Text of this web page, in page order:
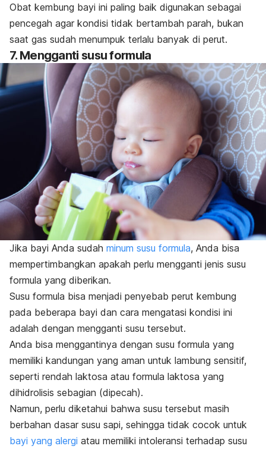
Obat kembung bayi ini paling baik digunakan sebagai
pencegah agar kondisi tidak bertambah parah, bukan
saat gas sudah menumpuk terlalu banyak di perut.
7. Mengganti susu formula
Jika bayi Anda sudah minum susu formula, Anda bisa
mempertimbangkan apakah perlu mengganti jenis susu
formula yang diberikan.
Susu formula bisa menjadi penyebab perut kembung
pada beberapa bayi dan cara mengatasi kondisi ini
adalah dengan mengganti susu tersebut.
Anda bisa menggantinya dengan susu formula yang
memiliki kandungan yang aman untuk lambung sensitif,
seperti rendah laktosa atau formula laktosa yang
dihidrolisis sebagian (dipecah).
Namun, perlu diketahui bahwa susu tersebut masih
berbahan dasar susu sapi, sehingga tidak cocok untuk
bayi yang alergi atau memiliki intoleransi terhadap susu